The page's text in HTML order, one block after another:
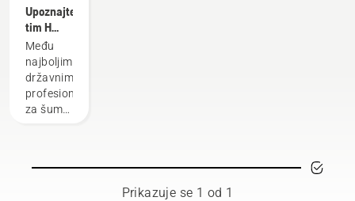
Upoznajte
tim H
tvrtke
Husqvarna–
naše
najzahtjevnije
korisnike
Među
najboljim
državnim
profesionalcima
za šume
globalnu
Prikazuje se 1 od 1